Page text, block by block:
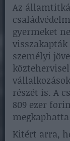
Az
gyermeket
személyi
részét is. A
809 ezer
Kitért arra,